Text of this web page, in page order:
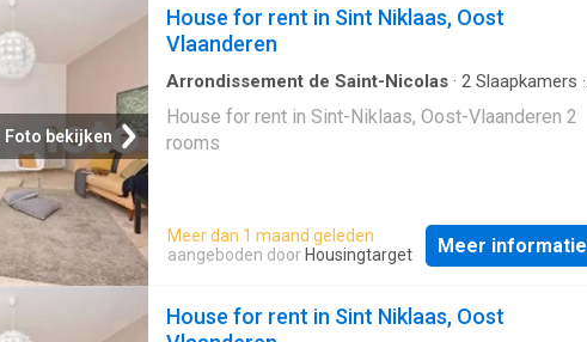
Foto bekijken
House for rent in Sint Niklaas, Oost
Vlaanderen
Arrondissement de Saint-Nicolas · 2 Slaapkamers ·
Geschakelde Woning
House for rent in Sint-Niklaas, Oost-Vlaanderen 2
rooms
Meer dan 1 maand geleden
aangeboden door Housingtarget Meer informatie
House for rent in Sint Niklaas, Oost